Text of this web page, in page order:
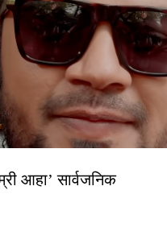
आहा’ सार्वजनिक